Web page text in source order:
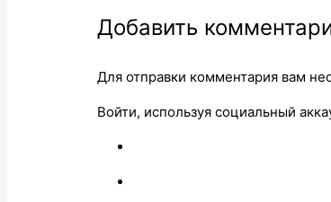
Добавить
Для отправки комментария вам
Войти, используя социальный